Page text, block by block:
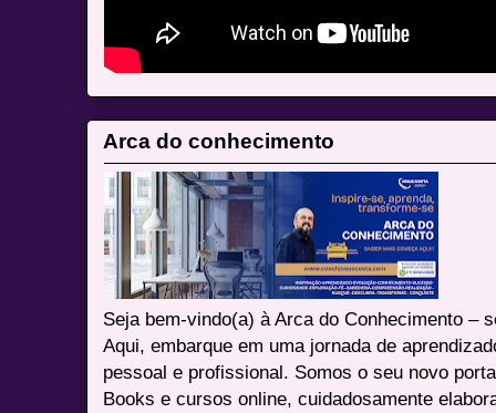
Arca do conhecimento
Seja bem-vindo(a) à Arca do Conhecimento –
Aqui, embarque em uma jornada de
pessoal e profissional. Somos o seu novo
Books e cursos online, cuidadosamente